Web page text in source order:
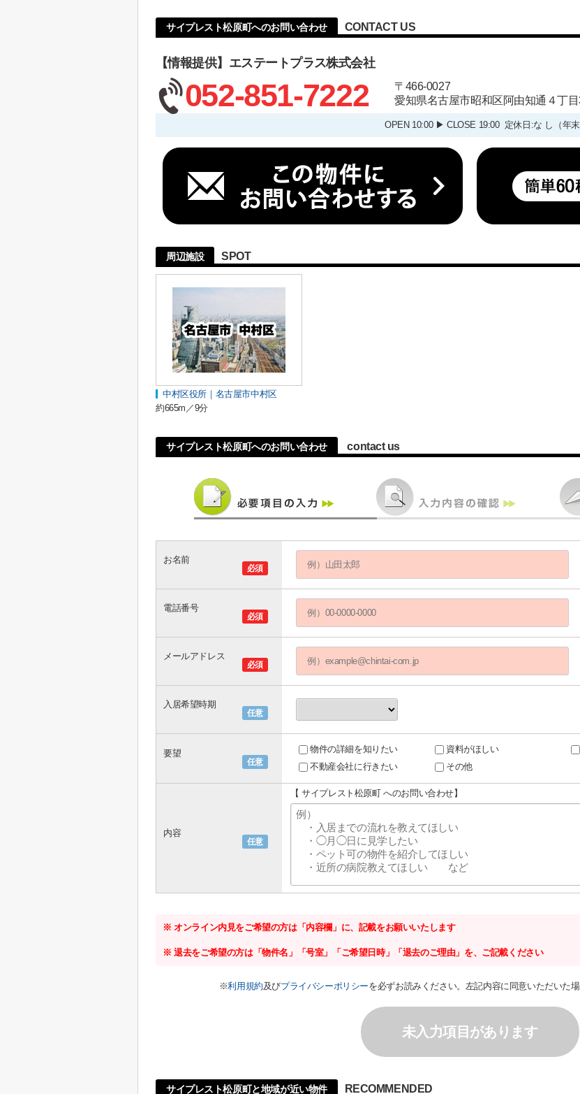
サイプレスト松原町へのお問い合わせ CONTACT US
【情報提供】エステートプラス株式会社
052-851-7222
〒466-0027
愛知県名古屋市昭和区阿由知通４丁
OPEN 10:00 ▶ CLOSE 19:00 定休日:な し（年
周辺施設 SPOT
中村区役所｜名古屋市中村区
約665m／9分
サイプレスト松原町へのお問い合わせ contact us
必須
お名前
必須
電話番号
必須
メールアドレス
任意
入居希望時期
任意
要望 物件の詳細を知りたい 資料がほしい
不動産会社に行きたい
その他
任意
内容
【 サイプレスト松原町 へのお問い合わせ】
※ オンライン内見をご希望の方は「内容欄」に、記載をお願いいたします
※ 退去をご希望の方は「物件名」「号室」「ご希望日時」「退去のご理由」を、ご記載ください
※利用規約及びプライバシーポリシーを必ずお読みください。左記内容に同意いただいた
未入力項目があります
サイプレスト松原町と地域が近い物件 RECOMMENDED